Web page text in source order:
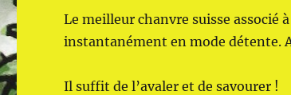
Le meilleur chanvre suisse associé
instantanément en mode détente.
Il suffit de l’avaler et de savourer !